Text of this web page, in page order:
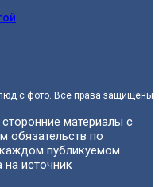
с фото. Все права защищены.
материалы с
обязательств по
публикуемом
на источник